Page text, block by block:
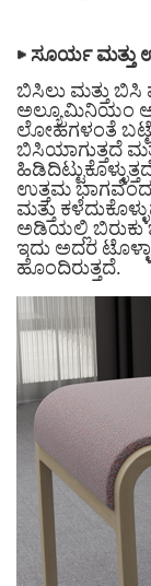
▶ ಸೂರ್ಯ ಮತ್ತು
ಬಿಸಿಲು ಮತ್ತು ಬಿಸಿ
ಅಲ್ಯೂಮಿನಿಯಂ
ಲೋಹಗಳಂತೆ
ಬಿಸಿಯಾಗುತ್ತದೆ
ಉತ್ತಮ ಭಾಗವೆಂದರೆ
ಮತ್ತು
ಅಡಿಯಲ್ಲಿ ಬಿರುಕು
ಇದು ಅದರ
ಹೊಂದಿರುತ್ತದೆ.